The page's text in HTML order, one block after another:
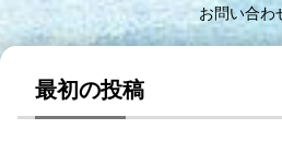
お問い合わ
最初の投稿